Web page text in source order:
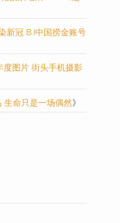
新冠 B.I中国捞金账号
度图片 街头手机摄影
生命只是一场偶然》